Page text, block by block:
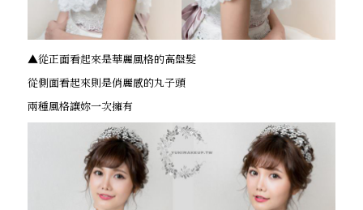
▲從正面看起來是華麗風格的高盤髮
從側面看起來則是俏麗感的丸子頭
兩種風格讓妳一次擁有